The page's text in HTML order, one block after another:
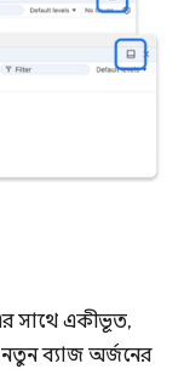
সাথে একীভূত,
নতুন ব্যাজ অর্জনের